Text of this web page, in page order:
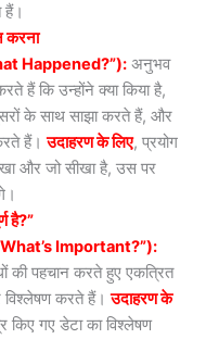
हैं।
करना
Happened?”): अनुभव
हैं कि उन्होंने क्या किया है,
के साथ साझा करते हैं, और
हैं।उदाहरण के लिए, प्रयोग
और जो सीखा है, उस पर
है?”
Important?”):
की पहचान करते हुए एकत्रित
विश्लेषण करते हैं।उदाहरण के
किए गए डेटा का विश्लेषण